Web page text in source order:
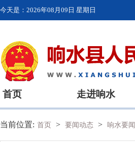
今天是： 2026年08月09日 星期日
首页 走进响水
当前位置: 首页 > 要闻动态 > 响水要闻